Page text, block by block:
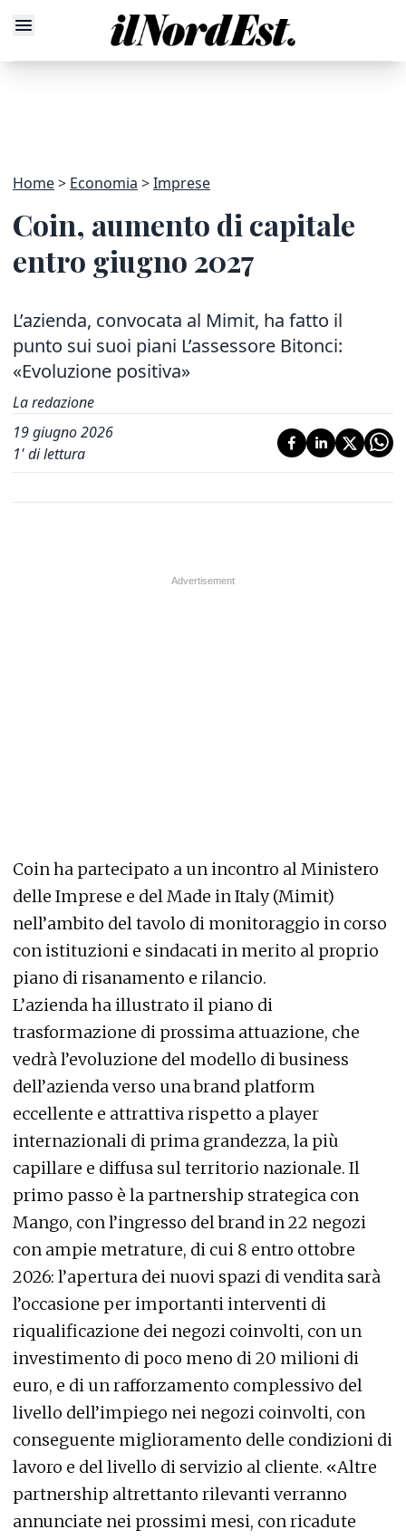
Home Economia Imprese
Coin, aumento di capitale
entro giugno 2027
L’azienda, convocata al Mimit, ha fatto il
punto sui suoi piani L’assessore Bitonci:
«Evoluzione positiva»
La redazione
19 giugno 2026
1' di lettura
Coin ha partecipato a un incontro al Ministero
delle Imprese e del Made in Italy (Mimit)
nell’ambito del tavolo di monitoraggio in corso
con istituzioni e sindacati in merito al proprio
piano di risanamento e rilancio.
L’azienda ha illustrato il piano di
trasformazione di prossima attuazione, che
vedrà l’evoluzione del modello di business
dell’azienda verso una brand platform
eccellente e attrattiva rispetto a player
internazionali di prima grandezza, la più
capillare e diffusa sul territorio nazionale. Il
primo passo è la partnership strategica con
Mango, con l’ingresso del brand in 22 negozi
con ampie metrature, di cui 8 entro ottobre
2026: l’apertura dei nuovi spazi di vendita sarà
l’occasione per importanti interventi di
riqualificazione dei negozi coinvolti, con un
investimento di poco meno di 20 milioni di
euro, e di un rafforzamento complessivo del
livello dell’impiego nei negozi coinvolti, con
conseguente miglioramento delle condizioni di
lavoro e del livello di servizio al cliente. «Altre
partnership altrettanto rilevanti verranno
annunciate nei prossimi mesi, con ricadute